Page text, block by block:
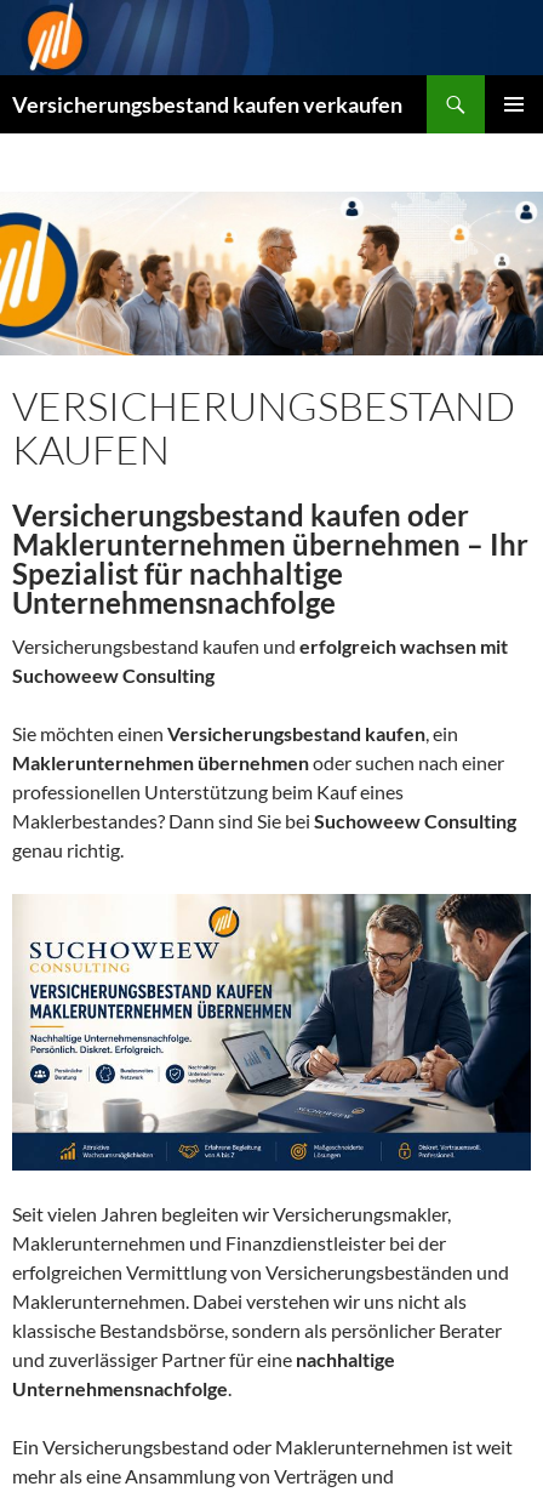
Zum
Inhalt
springen
Versicherungsbestand kaufen verkaufen
VERSICHERUNGSBESTAND
KAUFEN
Versicherungsbestand kaufen oder
Maklerunternehmen übernehmen – Ihr
Spezialist für nachhaltige
Unternehmensnachfolge
Versicherungsbestand kaufen und erfolgreich wachsen mit
Suchoweew Consulting
Sie möchten einen Versicherungsbestand kaufen, ein
Maklerunternehmen übernehmenoder suchen nach einer
professionellen Unterstützung beim Kauf eines
Maklerbestandes? Dann sind Sie bei Suchoweew Consulting
genau richtig.
Seit vielen Jahren begleiten wir Versicherungsmakler,
Maklerunternehmen und Finanzdienstleister bei der
erfolgreichen Vermittlung von Versicherungsbeständen und
Maklerunternehmen. Dabei verstehen wir uns nicht als
klassische Bestandsbörse, sondern als persönlicher Berater
und zuverlässiger Partner für eine nachhaltige
Unternehmensnachfolge.
Ein Versicherungsbestand oder Maklerunternehmen ist weit
mehr als eine Ansammlung von Verträgen und